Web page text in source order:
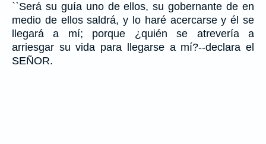
``Será su guía uno de ellos, su gobernante de en
medio de ellos saldrá, y lo haré acercarse y él se
llegará a mí; porque ¿quién se atrevería a
arriesgar su vida para llegarse a mí?--declara el
SEÑOR.